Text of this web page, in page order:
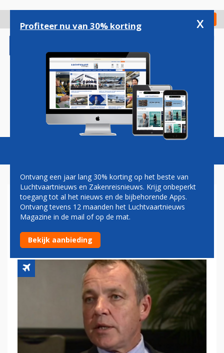
gaan
Check in
Magazine Podcasts Vacatures
'TOPMAN MALAYSIA
AIRLINES STAPT OVER NAAR
EMIRATES'
Profiteer nu van 30% korting x
Ontvang een jaar lang 30% korting op het beste van
Luchtvaartnieuws en Zakenreisnieuws. Krijg onbeperkt
toegang tot al het nieuws en de bijbehorende Apps.
Ontvang tevens 12 maanden het Luchtvaartnieuws
Magazine in de mail of op de mat.
Bekijk aanbieding